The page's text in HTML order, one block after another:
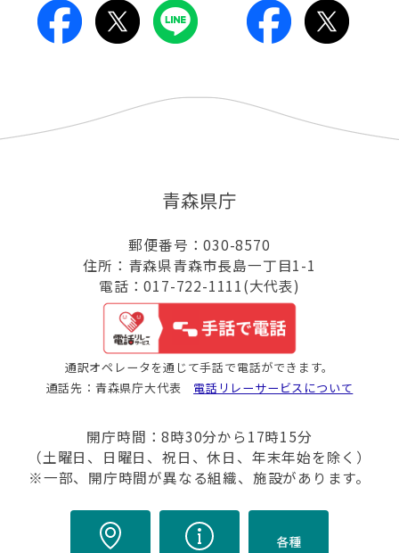
青森県庁
郵便番号：030-8570
住所：青森県青森市長島一丁目1-1
電話：017-722-1111(大代表)
通訳オペレータを通じて手話で電話ができます。
通話先：青森県庁大代表 電話リレーサービスについて
開庁時間：8時30分から17時15分
（土曜日、日曜日、祝日、休日、年末年始を除く）
※一部、開庁時間が異なる組織、施設があります。